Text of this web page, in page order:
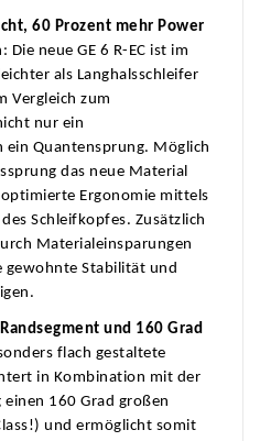
60 Prozent mehr Power
Die neue GE 6 R-EC ist im
als Langhalsschleifer
Vergleich zum
nur ein
Quantensprung. Möglich
das neue Material
Ergonomie mittels
Schleifkopfes. Zusätzlich
Materialeinsparungen
gewohnte Stabilität und
und 160 Grad
flach gestaltete
in Kombination mit der
160 Grad großen
und ermöglicht somit